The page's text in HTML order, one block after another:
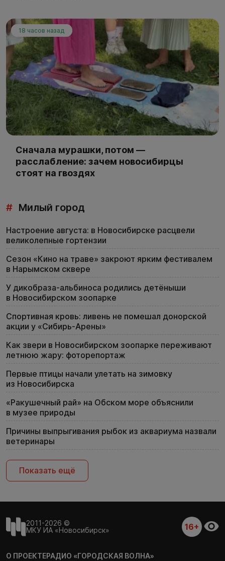
18 часов назад
Сначала мурашки, потом —
расслабление: зачем новосибирцы
стоят на гвоздях
# Милый город
Настроение августа: в Новосибирске расцвели
великолепные гортензии
Сезон «Кино на траве» закроют ярким фестивалем
в Нарымском сквере
У дикобраза-альбиноса родились детёныши
в Новосибирском зоопарке
Спортивная кровь: ливень не помешал донорской
акции у «Сибирь-Арены»
Как звери в Новосибирском зоопарке переживают
летнюю жару: фоторепортаж
Первые птицы начали улетать на зимовку
из Новосибирска
«Ракушечный рай» на Обском море объяснили
в музее природы
Причины выпрыгивания рыбок из аквариума назвали
ветеринары
Показать ещё
2011-2026 ©
МКУ ИА «Новосибирск»
16+
О ПРОЕКТЕРАДИО «ГОРОДСКАЯ ВОЛНА»